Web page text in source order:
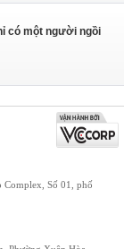
có một người ngồi
Complex, Số 01, phố